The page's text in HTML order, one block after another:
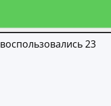
воспользовались 23